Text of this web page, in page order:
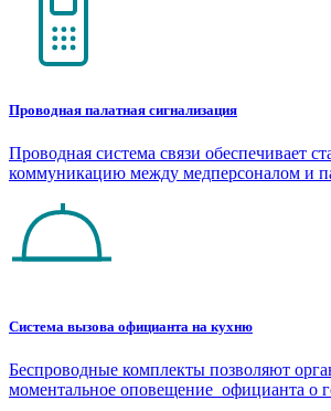
Проводная палатная сигнализация
Проводная система связи обеспечивает
коммуникацию между медперсоналом и
Система вызова официанта на кухню
Беспроводные комплекты позволяют
моментальное оповещение официанта о